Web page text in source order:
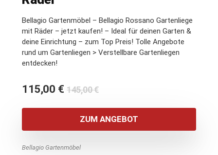
Bellagio Gartenmöbel – Bellagio Rossano Gartenliege
mit Räder – jetzt kaufen! – Ideal für deinen Garten &
deine Einrichtung – zum Top Preis! Tolle Angebote
rund um Gartenliegen > Verstellbare Gartenliegen
entdecken!
145,00€Ursprünglicher
war:
145,00 €
115,00 €
Aktueller
ist:
115,00 €.
ZUM ANGEBOT
Bellagio Gartenmöbel